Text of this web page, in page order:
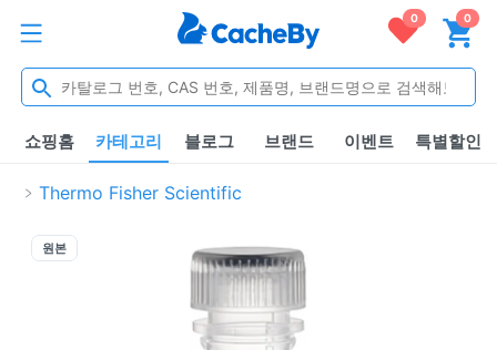
0 0
쇼핑홈 카테고리 블로그 브랜드 이벤트 특별할인
Thermo Fisher Scientific
원본